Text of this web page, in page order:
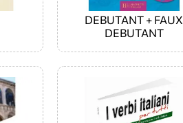
DEBUTANT + FAUX
DEBUTANT